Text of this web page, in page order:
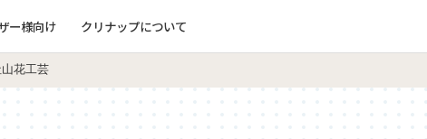
ー様向け クリナップについて
花工芸